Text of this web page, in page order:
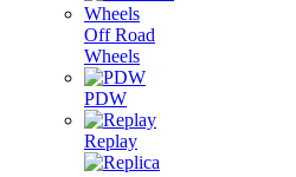
Off Road
Wheels
PDW
Replay